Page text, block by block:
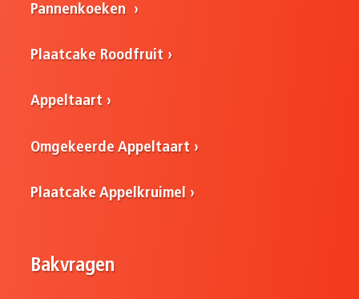
Pannenkoeken
Plaatcake Roodfruit
Appeltaart
Omgekeerde Appeltaart
Plaatcake Appelkruimel
Bakvragen